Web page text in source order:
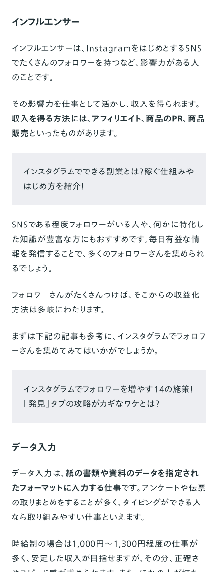
インフルエンサー
インフルエンサーは、InstagramをはじめとするSNS
でたくさんのフォロワーを持つなど、影響力がある人
のことです。
その影響力を仕事として活かし、収入を得られます。
収入を得る方法には、アフィリエイト、商品のPR、商品
販売といったものがあります。
インスタグラムでできる副業とは？稼ぐ仕組みや
はじめ方を紹介！
SNSである程度フォロワーがいる人や、何かに特化し
た知識が豊富な方にもおすすめです。毎日有益な情
報を発信することで、多くのフォロワーさんを集められ
るでしょう。
フォロワーさんがたくさんつけば、そこからの収益化
方法は多岐にわたります。
まずは下記の記事も参考に、インスタグラムでフォロワ
ーさんを集めてみてはいかがでしょうか。
インスタグラムでフォロワーを増やす14の施策！
「発見」タブの攻略がカギなワケとは？
データ入力
データ入力は、 紙の書類や資料のデータを指定され
たフォーマットに入力する仕事です。アンケートや伝票
の取りまとめをすることが多く、タイピングができる人
なら取り組みやすい仕事といえます。
時給制の場合は1,000円〜1,300円程度の仕事が
多く、安定した収入が目指せますが、その分、正確さ